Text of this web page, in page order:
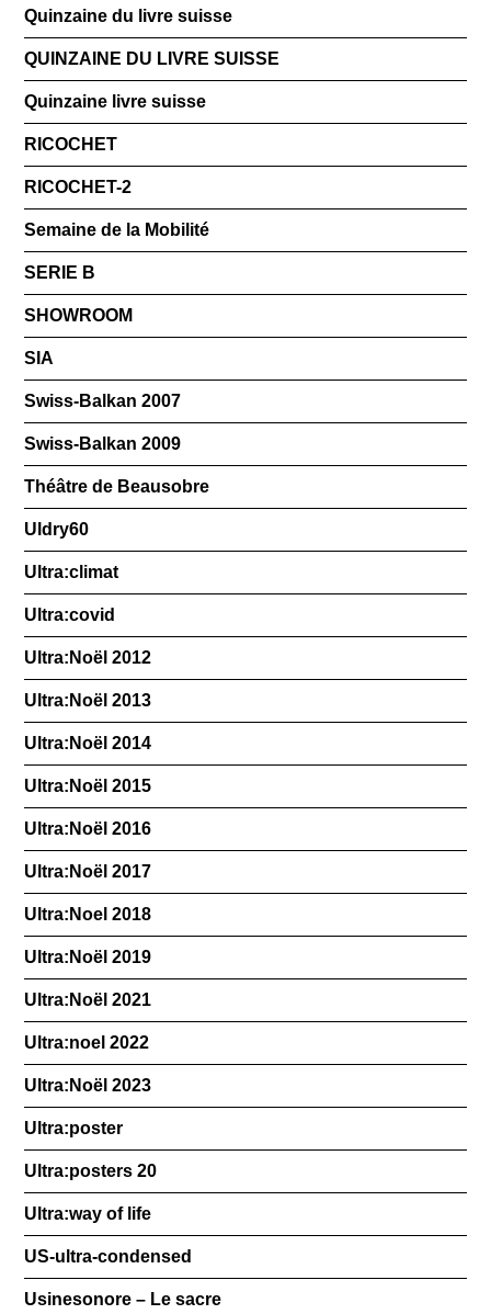
Quinzaine du livre suisse
QUINZAINE DU LIVRE SUISSE
Quinzaine livre suisse
RICOCHET
RICOCHET-2
Semaine de la Mobilité
SERIE B
SHOWROOM
SIA
Swiss-Balkan 2007
Swiss-Balkan 2009
Théâtre de Beausobre
Uldry60
Ultra:climat
Ultra:covid
Ultra:Noël 2012
Ultra:Noël 2013
Ultra:Noël 2014
Ultra:Noël 2015
Ultra:Noël 2016
Ultra:Noël 2017
Ultra:Noel 2018
Ultra:Noël 2019
Ultra:Noël 2021
Ultra:noel 2022
Ultra:Noël 2023
Ultra:poster
Ultra:posters 20
Ultra:way of life
US-ultra-condensed
Usinesonore – Le sacre